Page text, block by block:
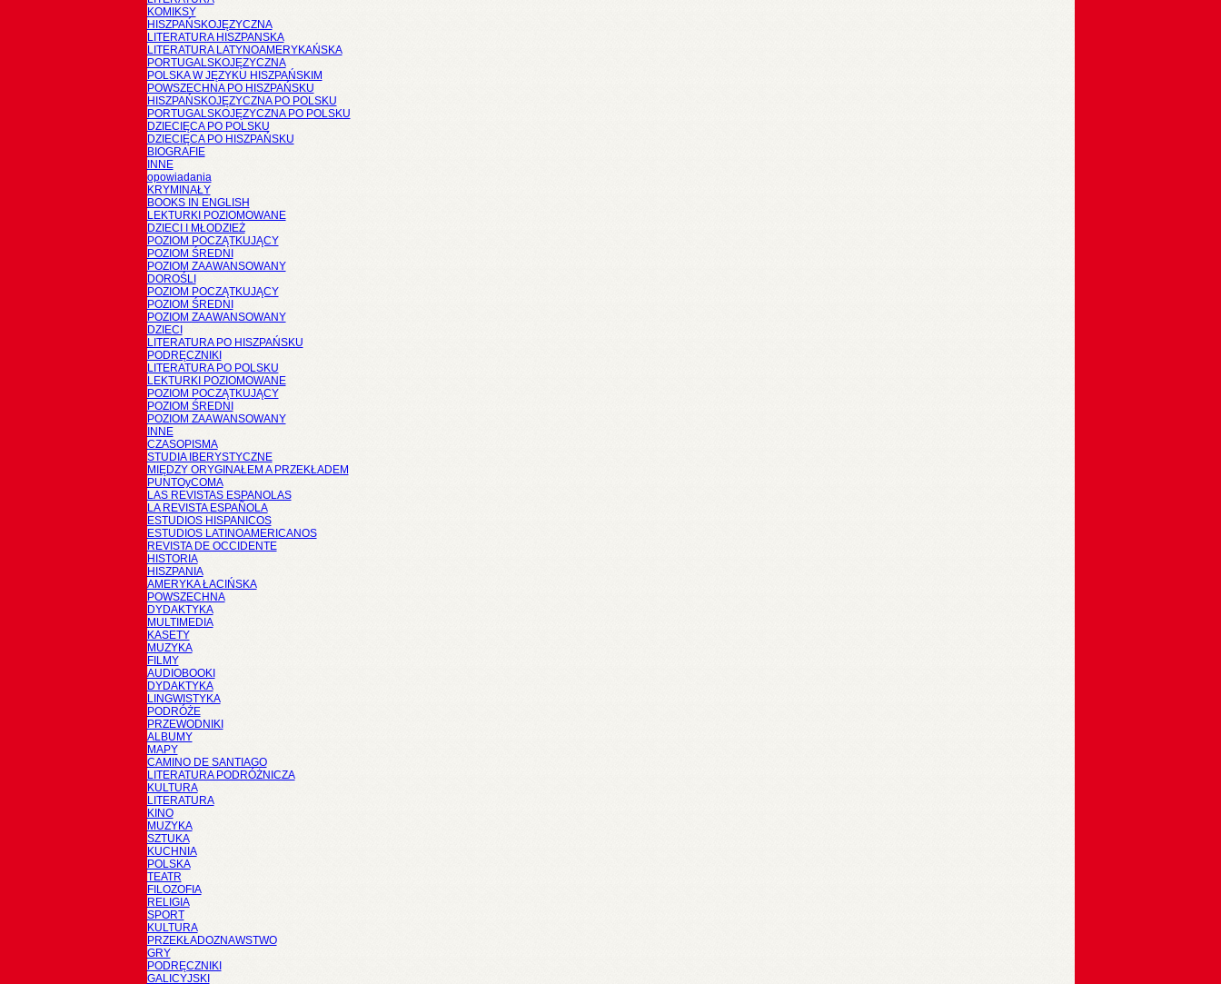
KOMIKSY
HISZPAŃSKOJĘZYCZNA
LITERATURA HISZPANSKA
LITERATURA LATYNOAMERYKAŃSKA
PORTUGALSKOJĘZYCZNA
POLSKA W JĘZYKU HISZPAŃSKIM
POWSZECHNA PO HISZPAŃSKU
HISZPAŃSKOJĘZYCZNA PO POLSKU
PORTUGALSKOJĘZYCZNA PO POLSKU
DZIECIĘCA PO POLSKU
DZIECIĘCA PO HISZPAŃSKU
BIOGRAFIE
INNE
opowiadania
KRYMINAŁY
BOOKS IN ENGLISH
LEKTURKI POZIOMOWANE
DZIECI I MŁODZIEŻ
POZIOM POCZĄTKUJĄCY
POZIOM ŚREDNI
POZIOM ZAAWANSOWANY
DOROŚLI
POZIOM POCZĄTKUJĄCY
POZIOM ŚREDNI
POZIOM ZAAWANSOWANY
DZIECI
LITERATURA PO HISZPAŃSKU
PODRĘCZNIKI
LITERATURA PO POLSKU
LEKTURKI POZIOMOWANE
POZIOM POCZĄTKUJĄCY
POZIOM ŚREDNI
POZIOM ZAAWANSOWANY
INNE
CZASOPISMA
STUDIA IBERYSTYCZNE
MIĘDZY ORYGINAŁEM A PRZEKŁADEM
PUNTOyCOMA
LAS REVISTAS ESPANOLAS
LA REVISTA ESPAÑOLA
ESTUDIOS HISPANICOS
ESTUDIOS LATINOAMERICANOS
REVISTA DE OCCIDENTE
HISTORIA
HISZPANIA
AMERYKA ŁACIŃSKA
POWSZECHNA
DYDAKTYKA
MULTIMEDIA
KASETY
MUZYKA
FILMY
AUDIOBOOKI
DYDAKTYKA
LINGWISTYKA
PODRÓŻE
PRZEWODNIKI
ALBUMY
MAPY
CAMINO DE SANTIAGO
LITERATURA PODRÓŻNICZA
KULTURA
LITERATURA
KINO
MUZYKA
SZTUKA
KUCHNIA
POLSKA
TEATR
FILOZOFIA
RELIGIA
SPORT
KULTURA
PRZEKŁADOZNAWSTWO
GRY
PODRĘCZNIKI
GALICYJSKI